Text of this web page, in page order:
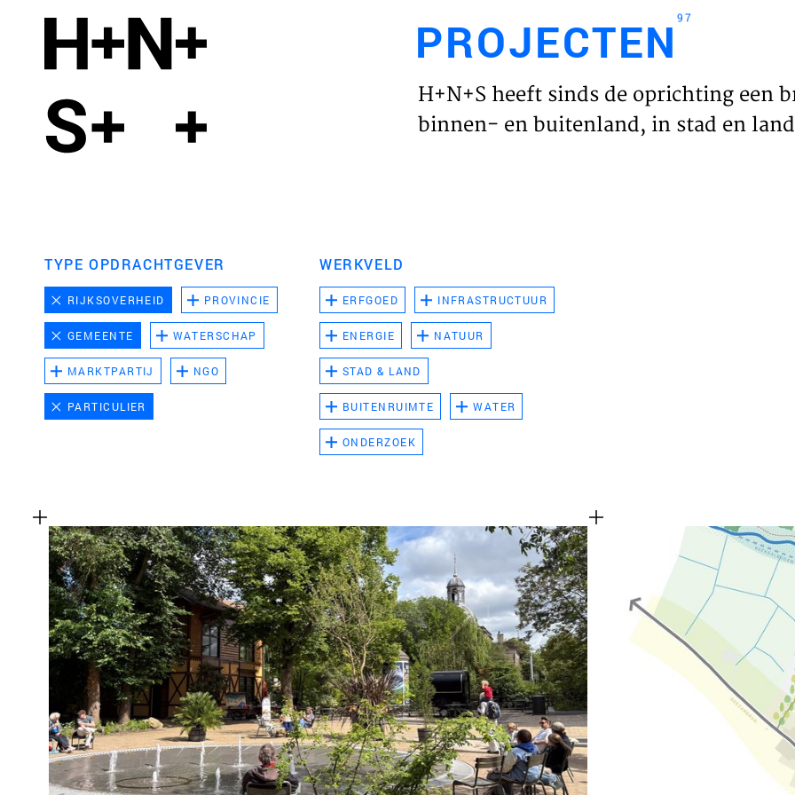
HOME
PROJECTEN97
H+N+S heeft sinds de oprichting een
binnen- en buitenland, in stad en
TYPE OPDRACHTGEVER
RIJKSOVERHEID PROVINCIE
GEMEENTE WATERSCHAP
MARKTPARTIJ NGO
PARTICULIER
WERKVELD
ERFGOED INFRASTRUCTUUR
ENERGIE NATUUR
STAD & LAND
BUITENRUIMTE WATER
ONDERZOEK